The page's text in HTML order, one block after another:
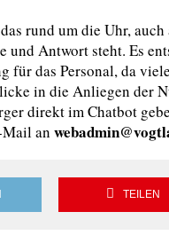
rund um die Uhr,
Antwort steht. Es
für das Personal, da
in die Anliegen der
direkt im Chatbot
Mail an
TEILEN